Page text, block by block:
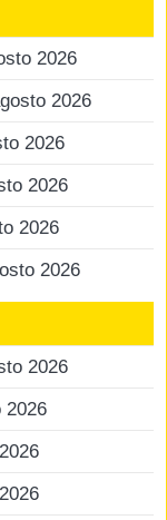
2026
2026
2026
2026
2026
2026
2026
2026